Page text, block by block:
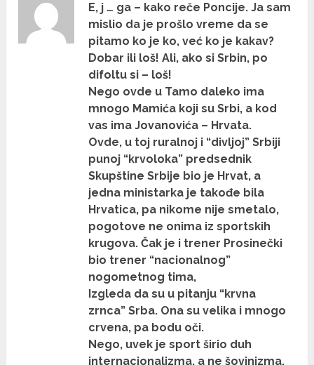
E, j … ga – kako reče Poncije. Ja sam
mislio da je prošlo vreme da se
pitamo ko je ko, već ko je kakav?
Dobar ili loš! Ali, ako si Srbin, po
difoltu si – loš!
Nego ovde u Tamo daleko ima
mnogo Mamića koji su Srbi, a kod
vas ima Jovanovića – Hrvata.
Ovde, u toj ruralnoj i “divljoj” Srbiji
punoj “krvoloka” predsednik
Skupštine Srbije bio je Hrvat, a
jedna ministarka je takođe bila
Hrvatica, pa nikome nije smetalo,
pogotove ne onima iz sportskih
krugova. Čak je i trener Prosinečki
bio trener “nacionalnog”
nogometnog tima,
Izgleda da su u pitanju “krvna
zrnca” Srba. Ona su velika i mnogo
crvena, pa bodu oči.
Nego, uvek je sport širio duh
internacionalizma, a ne šovinizma.